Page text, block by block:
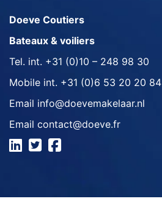
Doeve Coutiers
Bateaux & voiliers
Tel. int. +31 (0)10 – 248 98 30
Mobile int. +31 (0)6 53 20 20 84
Email info@doevemakelaar.nl
Email contact@doeve.fr